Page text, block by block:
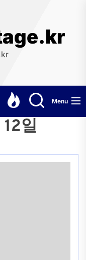
Menu
일